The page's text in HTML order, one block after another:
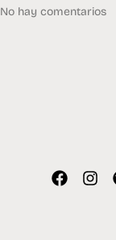
No hay comentarios